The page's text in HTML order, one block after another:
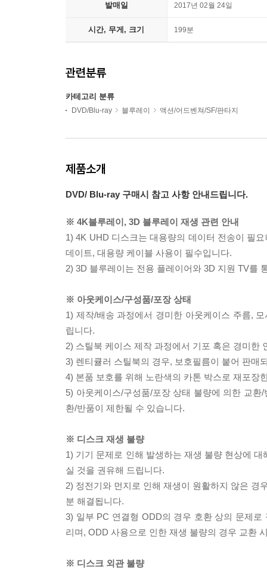
발매일 2017년 02월 24일
시간, 무게, 크기 199분
관련분류
카테고리 분류
DVD/Blu-ray 블루레이 액션/어드벤쳐/SF/판타지
제품소개
DVD/ Blu-ray 구매시 참고 사항 안내드립니다.
※ 4K블루레이, 3D 블루레이 재생 관련 안내
1) 4K UHD 디스크는 대용량의 데이터 전송이 필
데이트, 대용량 케이블 사용이 필수입니다.
2) 3D 블루레이는 전용 플레이어와 3D 지원 TV를
※ 아웃케이스/구성품/포장 상태
1) 제작/배송 과정에서 경미한 아웃케이스 주름,
립니다.
2) 스틸북 케이스 제작 과정에서 기포 혹은 경미한
3) 렌티큘러 스틸북의 경우, 보호필름이 붙어 판매
4) 본품 보호를 위해 노란색의 카톤 박스로 재포장
5) 아웃케이스/구성품/포장 상태 불량에 의한 교
환/반품이 제한될 수 있습니다.
※ 디스크 재생 불량
1) 기기 문제로 인해 발생하는 재생 불량 현상에
실 것을 권유해 드립니다.
2) 정전기와 먼지로 인해 재생이 원활하지 않은 경
분 해결됩니다.
3) 일부 PC 연결형 ODD의 경우 호환 상의 문제
리며, ODD 사용으로 인한 재생 불량의 경우 교환
※ 디스크 외관 불량